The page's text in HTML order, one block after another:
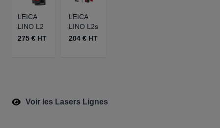
LEICA
LINO L2
275 € HT
LEICA
LINO L2s
204 € HT
Voir les Lasers Lignes